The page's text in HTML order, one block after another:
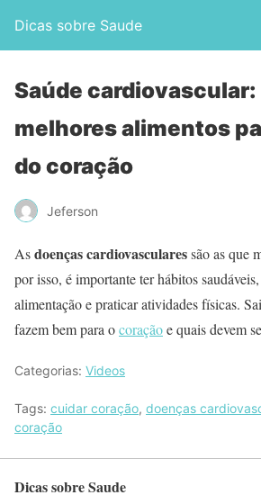
Dicas sobre Saude
Saúde cardiovascular:
melhores alimentos
do coração
Jeferson
Asdoenças cardiovascularessão as que
por isso, é importante ter hábitos
alimentação e praticar atividades físicas.
fazem bem para ocoraçãoe quais devem
Categorias: Videos
Tags: cuidar coração, doenças
coração
Dicas sobre Saude